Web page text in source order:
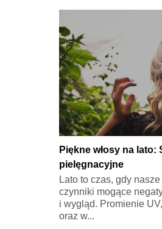
Piękne włosy na
pielęgnacyjne
Lato to czas, gdy
czynniki mogące
i wygląd. Promienie
oraz w...